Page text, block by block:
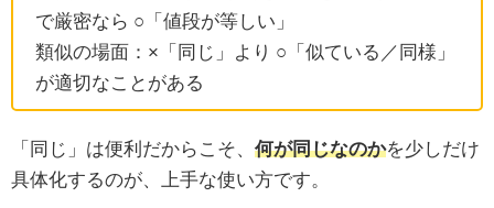
で厳密なら ○「値段が等しい」
類似の場面：×「同じ」より ○「似ている／同様」
が適切なことがある
「同じ」は便利だからこそ、 何が同じなのかを少しだけ
具体化するのが、上手な使い方です。